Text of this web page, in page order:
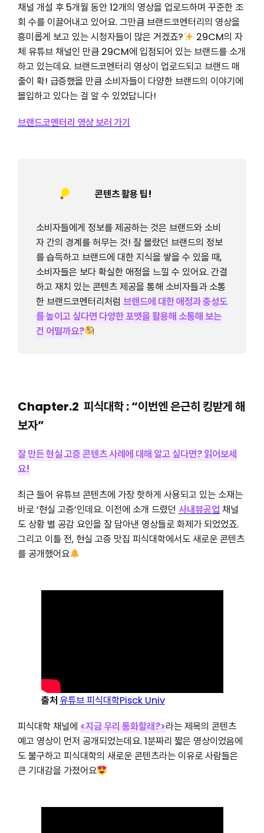
채널 개설 후 5개월 동안 12개의 영상을 업로드하며 꾸준한 조
회 수를 이끌어내고 있어요. 그만큼 브랜드코멘터리의 영상을
흥미롭게 보고 있는 시청자들이 많은 거겠죠?
29CM의 자
체 유튜브 채널인 만큼 29CM에 입점되어 있는 브랜드를 소개
하고 있는데요. 브랜드코멘터리 영상이 업로드되고 브랜드 매
출이 확! 급증했을 만큼 소비자들이 다양한 브랜드의 이야기에
몰입하고 있다는 걸 알 수 있었답니다!
브랜드코멘터리 영상 보러 가기
콘텐츠 활용 팁!
소비자들에게 정보를 제공하는 것은 브랜드와 소비
자 간의 경계를 허무는 것! 잘 몰랐던 브랜드의 정보
를 습득하고 브랜드에 대한 지식을 쌓을 수 있을 때,
소비자들은 보다 확실한 애정을 느낄 수 있어요. 간결
하고 재치 있는 콘텐츠 제공을 통해 소비자들과 소통
한 브랜드코멘터리처럼 브랜드에 대한 애정과 충성도
를 높이고 싶다면 다양한 포맷을 활용해 소통해 보는
건 어떨까요?
Chapter.2 피식대학 : “이번엔 은근히 킹받게 해
보자”
잘 만든 현실 고증 콘텐츠 사례에 대해 알고 싶다면? 읽어보세
요!
최근 들어 유튜브 콘텐츠에 가장 핫하게 사용되고 있는 소재는
바로 ‘현실 고증’인데요. 이전에 소개 드렸던 사내뷰공업 채널
도 상황 별 공감 요인을 잘 담아낸 영상들로 화제가 되었었죠.
그리고 이틀 전, 현실 고증 맛집 피식대학에서도 새로운 콘텐츠
를 공개했어요
출처 유튜브 피식대학Pisck Univ
피식대학 채널에 <지금 우리 통화할래?>라는 제목의 콘텐츠
예고 영상이 먼저 공개되었는데요. 1분짜리 짧은 영상이었음에
도 불구하고 피식대학의 새로운 콘텐츠라는 이유로 사람들은
큰 기대감을 가졌어요